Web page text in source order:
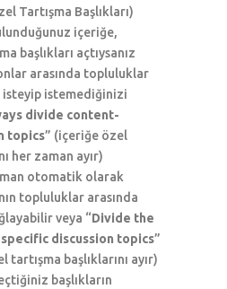
Tartışma Başlıkları)
içeriğe,
başlıkları açtıysanız
arasında topluluklar
isteyip istemediğinizi
divide content-
topics” (içeriğe özel
her zaman ayır)
otomatik olarak
topluluklar arasında
veya “Divide the
discussion topics”
başlıklarını ayır)
başlıkların